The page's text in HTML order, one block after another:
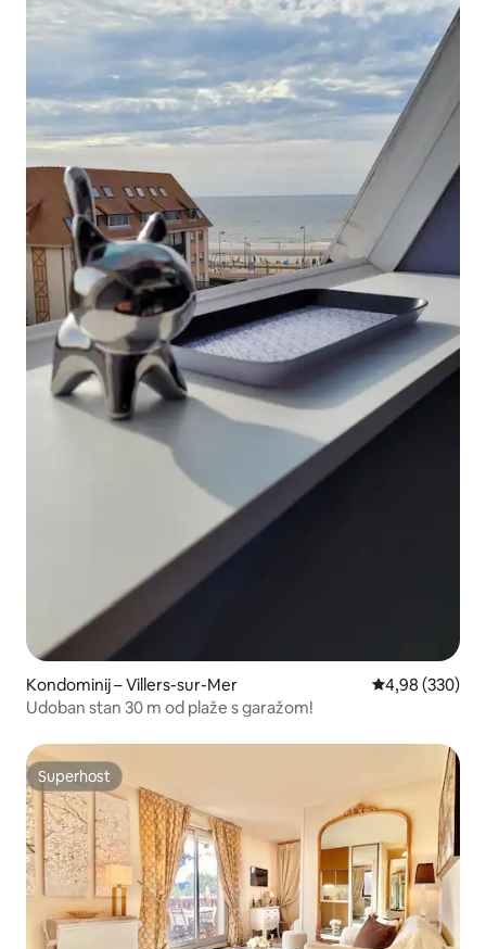
Kondominij – Villers-sur-Mer Prosječna
4,98 (330)
Udoban stan 30 m od plaže s garažom!
Superhost
Superhost